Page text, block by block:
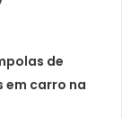
de
carro na